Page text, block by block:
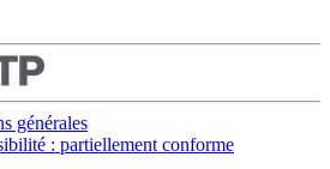
générales
: partiellement conforme